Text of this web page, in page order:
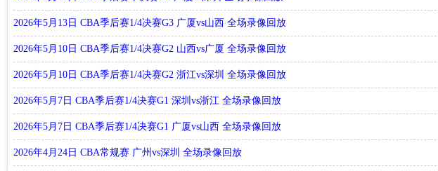
2026年5月13日 CBA季后赛1/4决赛G3 广厦vs山西 全场录像回放
2026年5月10日 CBA季后赛1/4决赛G2 山西vs广厦 全场录像回放
2026年5月10日 CBA季后赛1/4决赛G2 浙江vs深圳 全场录像回放
2026年5月7日 CBA季后赛1/4决赛G1 深圳vs浙江 全场录像回放
2026年5月7日 CBA季后赛1/4决赛G1 广厦vs山西 全场录像回放
2026年4月24日 CBA常规赛 广州vs深圳 全场录像回放